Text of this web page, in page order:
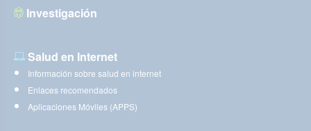
Investigación
Salud en Internet
Información sobre salud en internet
Enlaces recomendados
Aplicaciones Móviles (APPS)